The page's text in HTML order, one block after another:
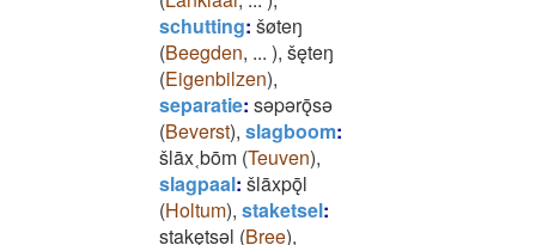
schutting: šøteŋ
(Beegden, ... ), šęteŋ
(Eigenbilzen),
separatie: sǝpǝrǭsǝ
(Beverst), slagboom:
šlāx˱bōm (Teuven),
slagpaal: šlāxpǭl
(Holtum), staketsel:
stakętsǝl (Bree),